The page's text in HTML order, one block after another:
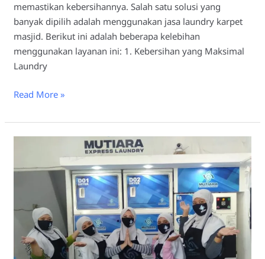
memastikan kebersihannya. Salah satu solusi yang
banyak dipilih adalah menggunakan jasa laundry karpet
masjid. Berikut ini adalah beberapa kelebihan
menggunakan layanan ini: 1. Kebersihan yang Maksimal
Laundry
Read More »
Masjid